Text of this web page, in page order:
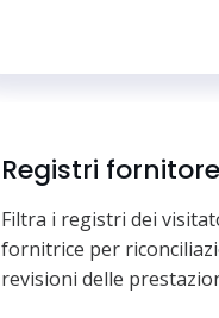
Registri fornitore
Filtra i registri dei
fornitrice per
revisioni delle